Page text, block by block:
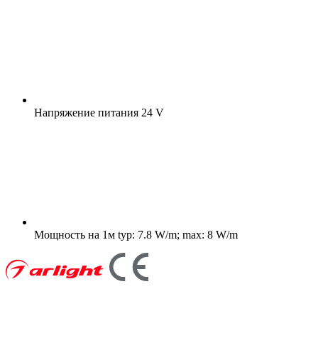
Напряжение питания 24 V
Мощность на 1м typ: 7.8 W/m; max: 8 W/m